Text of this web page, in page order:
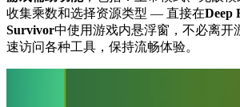
收集乘数和选择资源类型 — 直接在Deep
Survivor中使用游戏内悬浮窗，不必离开
速访问各种工具，保持流畅体验。